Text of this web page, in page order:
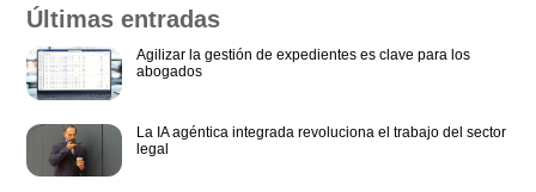
Últimas entradas
Agilizar la gestión de expedientes es clave para los
abogados
La IA agéntica integrada revoluciona el trabajo del sector
legal